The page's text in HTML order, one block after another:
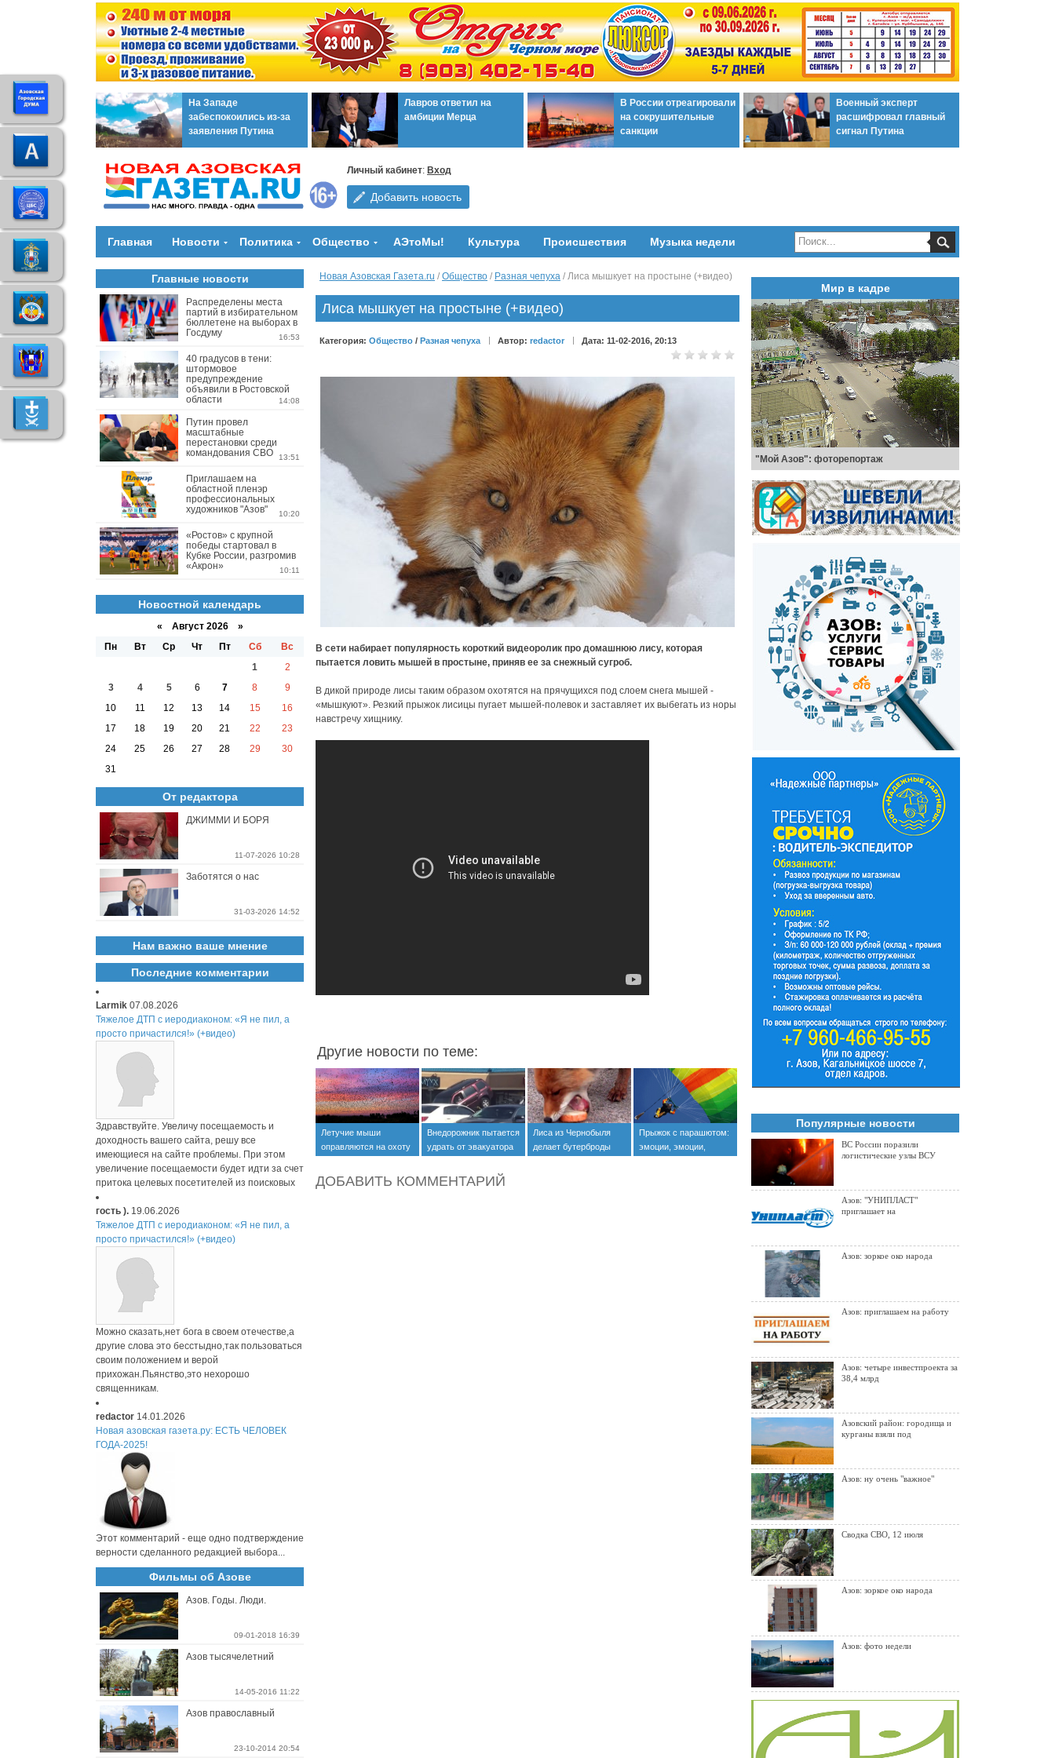
На Западе
забеспокоились из-за
заявления Путина
Лавров ответил на
амбиции Мерца
В России отреагировали
на сокрушительные
санкции
Военный эксперт
расшифровал главный
сигнал Путина
Личный кабинет: Вход
Добавить новость
Главная Новости Политика Общество АЭтоМы! Культура Происшествия Музыка недели
Новая Азовская Газета.ru / Общество / Разная чепуха / Лиса мышкует на простыне (+видео)
Лиса мышкует на простыне (+видео)
Категория: Общество / Разная чепуха Автор: redactor Дата: 11-02-2016, 20:13
В сети набирает популярность короткий видеоролик про домашнюю лису, которая
пытается ловить мышей в простыне, приняв ее за снежный сугроб.
В дикой природе лисы таким образом охотятся на прячущихся под слоем снега мышей -
«мышкуют». Резкий прыжок лисицы пугает мышей-полевок и заставляет их выбегать из норы
навстречу хищнику.
Другие новости по теме:
Летучие мыши
оправляются на охоту
Внедорожник пытается
удрать от эвакуатора
Лиса из Чернобыля
делает бутерброды
Прыжок с парашютом:
эмоции, эмоции,
ДОБАВИТЬ КОММЕНТАРИЙ
Главные новости
Распределены места
партий в избирательном
бюллетене на выборах в
Госдуму
16:53
40 градусов в тени:
штормовое
предупреждение
объявили в Ростовской
области
14:08
Путин провел
масштабные
перестановки среди
командования СВО
13:51
Приглашаем на
областной пленэр
профессиональных
художников "Азов"
10:20
«Ростов» с крупной
победы стартовал в
Кубке России, разгромив
«Акрон»
10:11
Новостной календарь
« Август 2026 »
Пн
Вт Ср Чт Пт Сб
Вс
1
2
3
4 5 6 7 8
9
10
11 12 13 14 15
16
17
18 19 20 21 22
23
24
25 26 27 28 29
30
31
От редактора
ДЖИММИ И БОРЯ
11-07-2026 10:28
Заботятся о нас
31-03-2026 14:52
Нам важно ваше мнение
Последние комментарии
Larmik 07.08.2026
Тяжелое ДТП с иеродиаконом: «Я не пил, а
просто причастился!» (+видео)
Здравствуйте. Увеличу посещаемость и
доходность вашего сайта, решу все
имеющиеся на сайте проблемы. При этом
увеличение посещаемости будет идти за счет
притока целевых посетителей из поисковых
гость ). 19.06.2026
Тяжелое ДТП с иеродиаконом: «Я не пил, а
просто причастился!» (+видео)
Можно сказать,нет бога в своем отечестве,а
другие слова это бесстыдно,так пользоваться
своим положением и верой
прихожан.Пьянство,это нехорошо
священникам.
redactor 14.01.2026
Новая азовская газета.ру: ЕСТЬ ЧЕЛОВЕК
ГОДА-2025!
Этот комментарий - еще одно подтверждение
верности сделанного редакцией выбора...
Фильмы об Азове
Азов. Годы. Люди.
09-01-2018 16:39
Азов тысячелетний
14-05-2016 11:22
Азов православный
23-10-2014 20:54
Мир в кадре
"Мой Азов": фоторепортаж
Популярные новости
ВС России поразили
логистические узлы ВСУ
Азов: "УНИПЛАСТ"
приглашает на
Азов: зоркое око народа
Азов: приглашаем на работу
Азов: четыре инвестпроекта за
38,4 млрд
Азовский район: городища и
курганы взяли под
Азов: ну очень "важное"
Сводка СВО, 12 июля
Азов: зоркое око народа
Азов: фото недели